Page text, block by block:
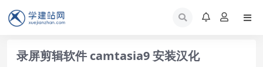
录屏剪辑软件 camtasia9 安装汉化